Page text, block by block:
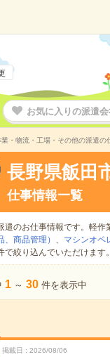
お気に入りの派遣会
・物流・工場・その他の派遣の
長野県飯田
仕事情報一覧
遣のお仕事情報です。軽作
、商品管理） 、 マシンオペ
で絞り込んでいただけます。
1 ～ 30 件を表示中
掲載日 2026/08/06